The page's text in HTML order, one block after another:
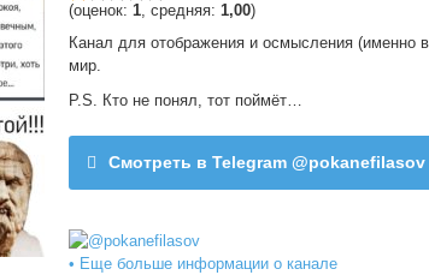
(оценок: 1, средняя: 1,00)
Канал для отображения и осмысления (именно
мир.
P.S. Кто не понял, тот поймёт…
Смотреть в Telegram @pokanefilasov
• Еще больше информации о канале